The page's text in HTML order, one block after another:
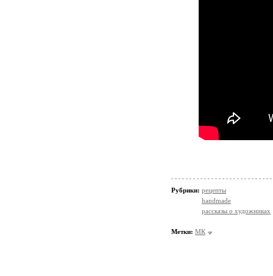
Рубрики: рецепты
handmade
рассказы о художниках
Метки: МК